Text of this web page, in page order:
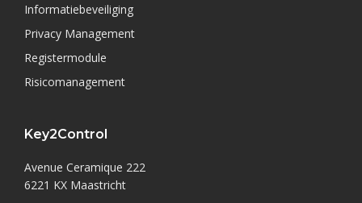
Informatiebeveiliging
Privacy Management
Registermodule
Risicomanagement
Key2Control
Avenue Ceramique 222
6221 KX Maastricht